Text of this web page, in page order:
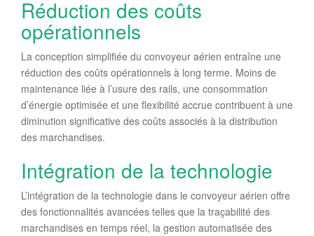
Réduction des coûts
opérationnels
La conception simplifiée du convoyeur aérien entraîne une
réduction des coûts opérationnels à long terme. Moins de
maintenance liée à l’usure des rails, une consommation
d’énergie optimisée et une flexibilité accrue contribuent à une
diminution significative des coûts associés à la distribution
des marchandises.
Intégration de la technologie
L’intégration de la technologie dans le convoyeur aérien offre
des fonctionnalités avancées telles que la traçabilité des
marchandises en temps réel, la gestion automatisée des